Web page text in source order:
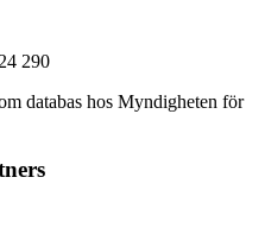
290
databas hos Myndigheten för